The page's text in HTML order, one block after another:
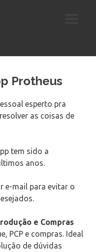
Protheus
esperto pra
as coisas de
tem sido a
anos.
e-mail para evitar o
e Compras
PCP e compras. Ideal
de dúvidas